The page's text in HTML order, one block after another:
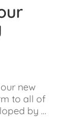
new
to all of
by ...